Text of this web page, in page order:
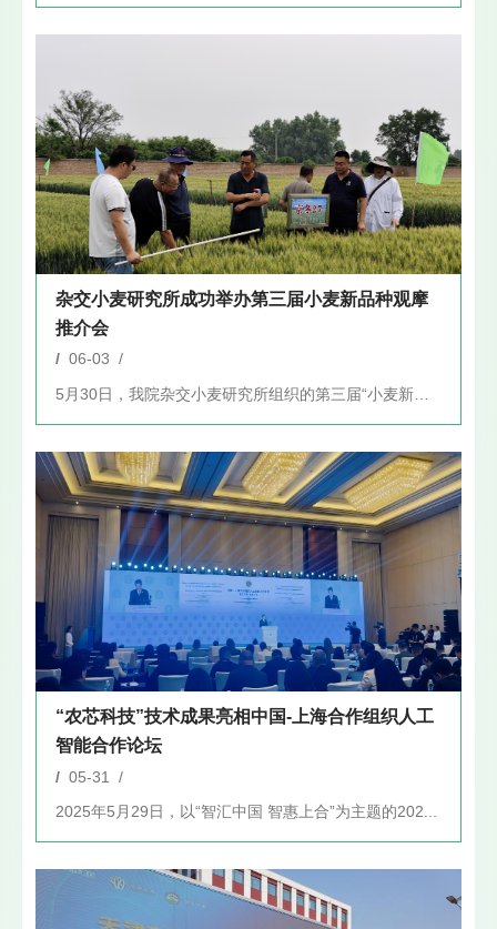
杂交小麦研究所成功举办第三届小麦新品种观摩
推介会
/ 06-03 /
“农芯科技”技术成果亮相中国-上海合作组织人工
智能合作论坛
/ 05-31 /
2025年5月29日，以“智汇中国 智惠上合”为主题的202...